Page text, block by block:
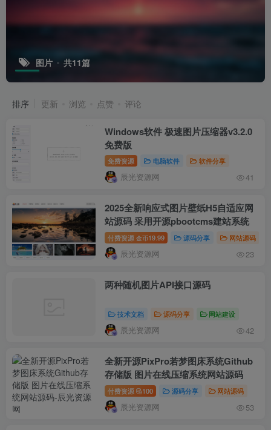
图片 共11篇
排序 更新 浏览 点赞 评论
Windows软件 极速图片压缩器v3.2.0
免费版
免费资源 电脑软件 软件分享
辰光资源网 41
2025全新响应式图片壁纸H5自适应网
站源码 采用开源pbootcms建站系统
付费资源 金币19.99 源码分享 网站源码
辰光资源网 23
两种随机图片API接口源码
技术文档 源码分享 网站建设
辰光资源网 42
全新开源PixPro若梦图床系统Github
存储版 图片在线压缩系统网站源码
付费资源 100 源码分享 网站源码
辰光资源网 53